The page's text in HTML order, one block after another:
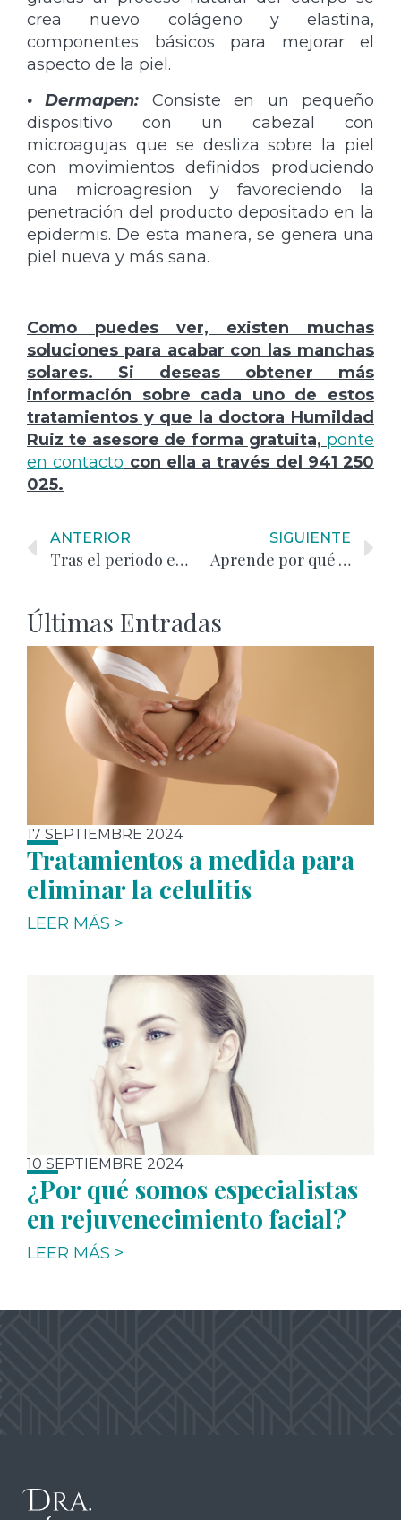
crea nuevo colágeno y elastina,
componentes básicos para mejorar el
aspecto de la piel.
• Dermapen: Consiste en un pequeño
dispositivo con un cabezal con
microagujas que se desliza sobre la piel
con movimientos definidos produciendo
una microagresion y favoreciendo la
penetración del producto depositado en la
epidermis. De esta manera, se genera una
piel nueva y más sana.
Como puedes ver, existen muchas
soluciones para acabar con las manchas
solares. Si deseas obtener más
información sobre cada uno de estos
tratamientos y que la doctora Humildad
Ruiz te asesore de forma gratuita, ponte
en contacto con ella a través del 941 250
025.
ANTERIOR
Tras el periodo estival, recupera tu figura con una dieta personalizada
SIGUIENTE
Aprende por qué los frutos secos no deben faltar en tu dieta
Últimas Entradas
17 SEPTIEMBRE 2024
Tratamientos a medida para
eliminar la celulitis
LEER MÁS >
10 SEPTIEMBRE 2024
¿Por qué somos especialistas
en rejuvenecimiento facial?
LEER MÁS >